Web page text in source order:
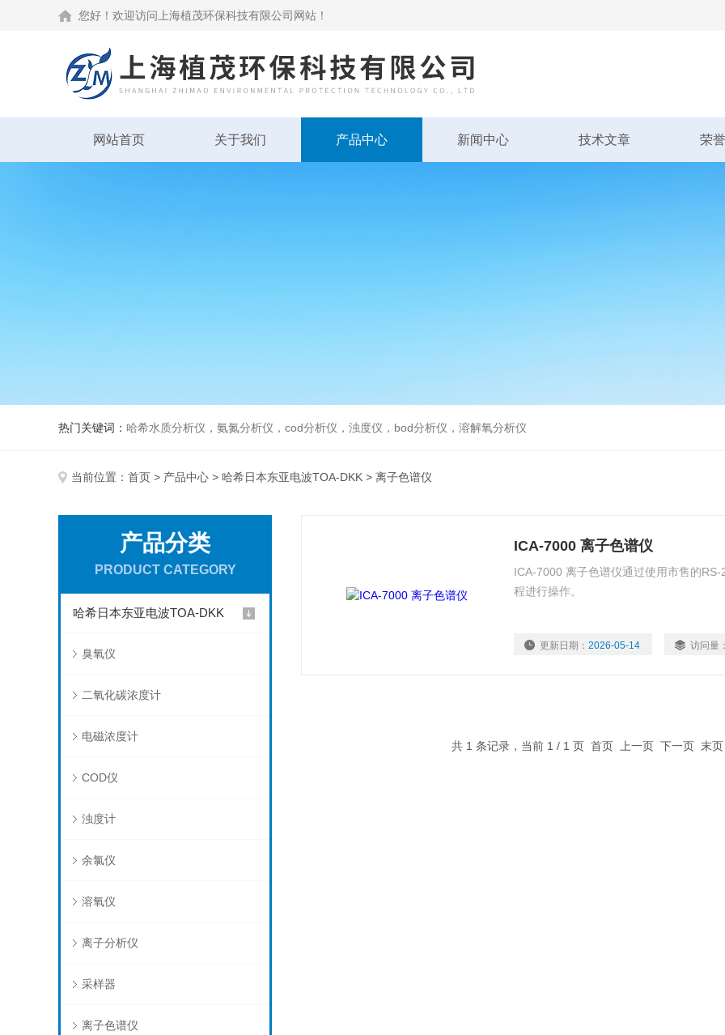
您好！欢迎访问上海植茂环保科技有限公司网站！
网站首页 关于我们 产品中心 新闻中心 技术文章 荣
热门关键词： 哈希水质分析仪，氨氮分析仪，cod分析仪，浊度仪，bod分析仪，溶解氧分析仪
当前位置： 首页 > 产品中心 > 哈希日本东亚电波TOA-DKK > 离子色谱仪
产品分类
PRODUCT CATEGORY
哈希日本东亚电波TOA-DKK
臭氧仪
二氧化碳浓度计
电磁浓度计
COD仪
浊度计
余氯仪
溶氧仪
离子分析仪
采样器
离子色谱仪
ICA-7000 离子色谱仪
ICA-7000 离子色谱仪通过使用市售的
程进行操作。
更新日期：2026-05-14 访问量
共 1 条记录，当前 1 / 1 页 首页 上一页 下一页 末